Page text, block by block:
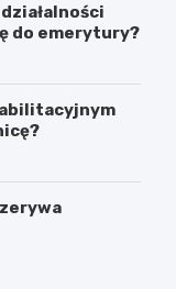
do emerytury?